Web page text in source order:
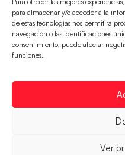
para almacenar y/o acceder a la
de estas tecnologías nos permitirá
navegación o las identificaciones
consentimiento, puede afectar
funciones.
Ver
Incidencias
CONTACTO
RFEBM © 2024.